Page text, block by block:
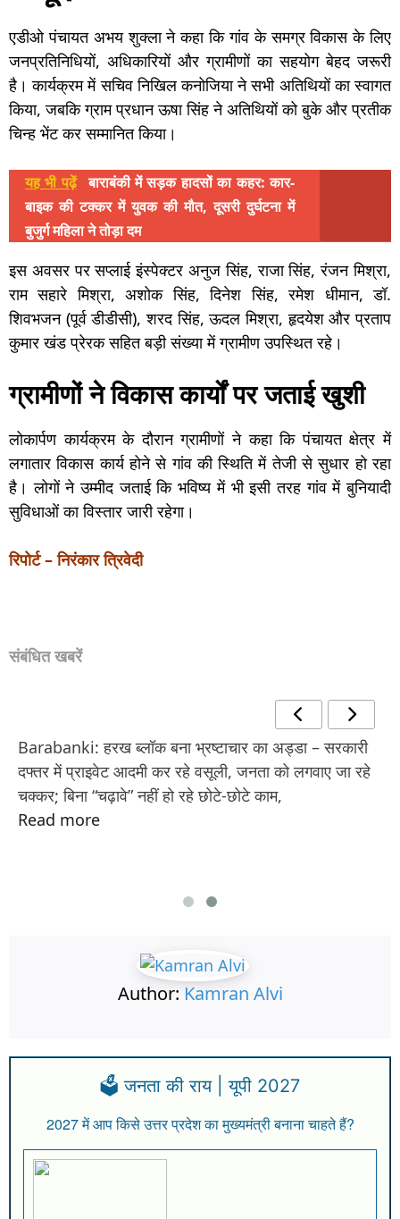
एडीओ पंचायत अभय शुक्ला ने कहा कि गांव के समग्र विकास के लिए
जनप्रतिनिधियों, अधिकारियों और ग्रामीणों का सहयोग बेहद जरूरी
है। कार्यक्रम में सचिव निखिल कनोजिया ने सभी अतिथियों का स्वागत
किया, जबकि ग्राम प्रधान ऊषा सिंह ने अतिथियों को बुके और प्रतीक
चिन्ह भेंट कर सम्मानित किया।
यह भी पढ़ें बाराबंकी में सड़क हादसों का कहर: कार-
बाइक की टक्कर में युवक की मौत, दूसरी दुर्घटना में
बुजुर्ग महिला ने तोड़ा दम
इस अवसर पर सप्लाई इंस्पेक्टर अनुज सिंह, राजा सिंह, रंजन मिश्रा,
राम सहारे मिश्रा, अशोक सिंह, दिनेश सिंह, रमेश धीमान, डॉ.
शिवभजन (पूर्व डीडीसी), शरद सिंह, ऊदल मिश्रा, हृदयेश और प्रताप
कुमार खंड प्रेरक सहित बड़ी संख्या में ग्रामीण उपस्थित रहे।
ग्रामीणों ने विकास कार्यों पर जताई खुशी
लोकार्पण कार्यक्रम के दौरान ग्रामीणों ने कहा कि पंचायत क्षेत्र में
लगातार विकास कार्य होने से गांव की स्थिति में तेजी से सुधार हो रहा
है। लोगों ने उम्मीद जताई कि भविष्य में भी इसी तरह गांव में बुनियादी
सुविधाओं का विस्तार जारी रहेगा।
रिपोर्ट – निरंकार त्रिवेदी
संबंधित खबरें
Barabanki: हरख ब्लॉक बना भ्रष्टाचार का अड्डा – सरकारी
दफ्तर में प्राइवेट आदमी कर रहे वसूली, जनता को लगवाए जा रहे
चक्कर; बिना “चढ़ावे” नहीं हो रहे छोटे-छोटे काम,
Read more
Author: Kamran Alvi
🗳️ जनता की राय | यूपी 2027
2027 में आप किसे उत्तर प्रदेश का मुख्यमंत्री बनाना चाहते हैं?